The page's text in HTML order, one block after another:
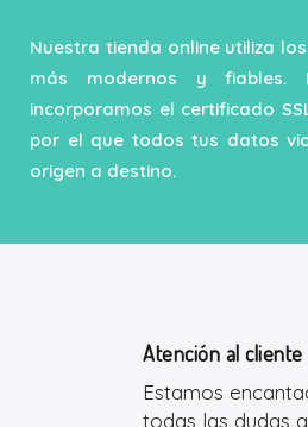
Nuestra tienda online utiliza
más modernos y fiables.
incorporamos el certificado
por el que todos tus datos
origen a destino.
Atención al cliente
Estamos
todas las dudas